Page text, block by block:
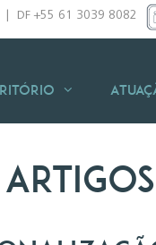
DF +55 61 3039 8082
artigos